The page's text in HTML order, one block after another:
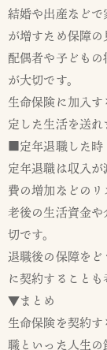
結婚や出産など
が増すため保障の
配偶者や子ども
が大切です。
生命保険に加入
定した生活を送れ
■定年退職した時
定年退職は収入
費の増加などのリ
老後の生活資金
切です。
退職後の保障を
に契約することも
▼まとめ
生命保険を契約
職といった人生の